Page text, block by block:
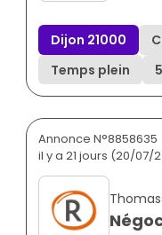
Dijon 21000
Temps plein
Annonce N°8858635
il y a 21 jours (20/07/